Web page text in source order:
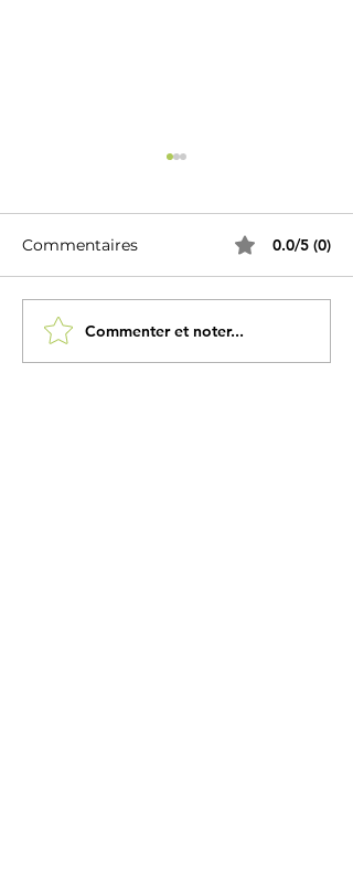
Recette Saumon grillé
au sel de l'Himalaya et
Commentaires 0.0/5 (0)
Commenter et noter...